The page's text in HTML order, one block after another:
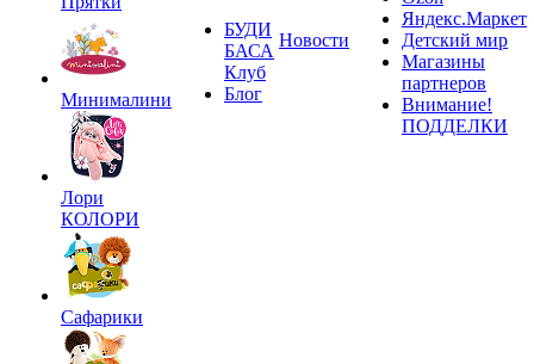
Минималини
Лори
КОЛОРИ
Сафарики
БУДИ
БАСА
Клуб
Блог
Новости
Яндекс.Маркет
Детский мир
Магазины
партнеров
Внимание!
ПОДДЕЛКИ